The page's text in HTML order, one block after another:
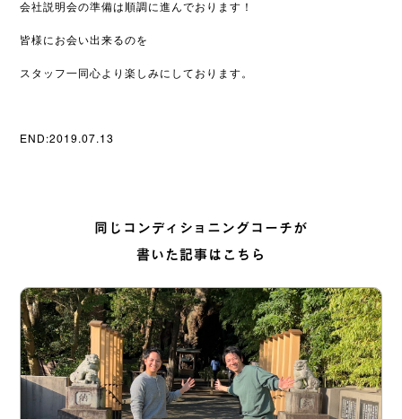
会社説明会の準備は順調に進んでおります！
皆様にお会い出来るのを
スタッフ一同心より楽しみにしております。
END:2019.07.13
同じコンディショニングコーチが
書いた記事はこちら